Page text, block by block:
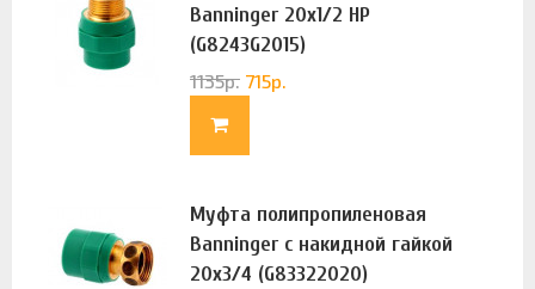
Banninger 20х1/2 НР
(G8243G2015)
1135р. 715р.
Муфта полипропиленовая
Banninger с накидной гайкой
20х3/4 (G83322020)